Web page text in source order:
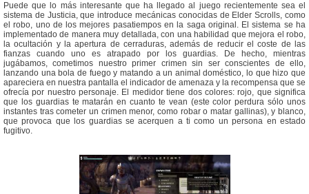
Puede que lo más interesante que ha llegado al juego recientemente sea el
sistema de Justicia, que introduce mecánicas conocidas de Elder Scrolls, como
el robo, uno de los mejores pasatiempos en la saga original. El sistema se ha
implementado de manera muy detallada, con una habilidad que mejora el robo,
la ocultación y la apertura de cerraduras, además de reducir el coste de las
fianzas cuando uno es atrapado por los guardias. De hecho, mientras
jugábamos, cometimos nuestro primer crimen sin ser conscientes de ello,
lanzando una bola de fuego y matando a un animal doméstico, lo que hizo que
apareciera en nuestra pantalla el indicador de amenaza y la recompensa que se
ofrecía por nuestro personaje. El medidor tiene dos colores: rojo, que significa
que los guardias te matarán en cuanto te vean (este color perdura sólo unos
instantes tras cometer un crimen menor, como robar o matar gallinas), y blanco,
que provoca que los guardias se acerquen a ti como un persona en estado
fugitivo.